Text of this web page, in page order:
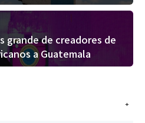
grande de creadores de
a Guatemala
+